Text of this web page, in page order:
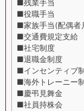
■残業手当
■役職手当
■家族手当(配偶者
■交通費規定支給
■社宅制度
■退職金制度
■インセンティブ
■海外トレーニー
■慶弔見舞金
■社員持株会